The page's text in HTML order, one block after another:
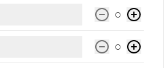
Disponible hasta
seleccionar la tienda
0
0